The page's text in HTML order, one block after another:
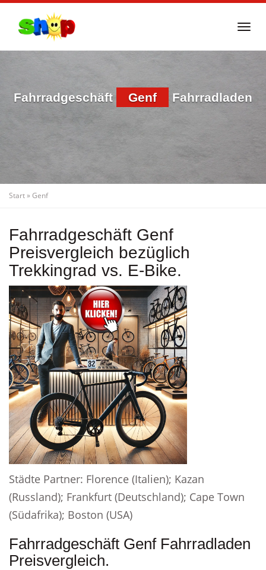
Fahrradgeschäft Genf Fahrradladen
Start»Genf
Fahrradgeschäft Genf
Preisvergleich bezüglich
Trekkingrad vs. E-Bike.
Städte Partner: Florence (Italien); Kazan
(Russland); Frankfurt (Deutschland); Cape Town
(Südafrika); Boston (USA)
Fahrradgeschäft Genf Fahrradladen
Preisvergleich.